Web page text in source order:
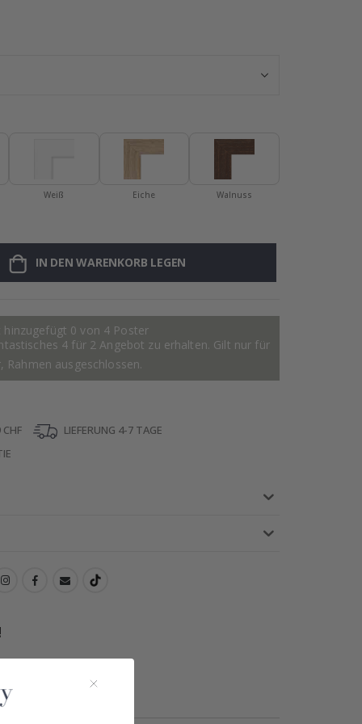
Weiß Eiche Walnuss
IN DEN WARENKORB LEGEN
hinzugefügt 0 von 4 Poster
4 für 2 Angebot zu erhalten. Gilt nur für
Rahmen ausgeschlossen.
LIEFERUNG 4-7 TAGE